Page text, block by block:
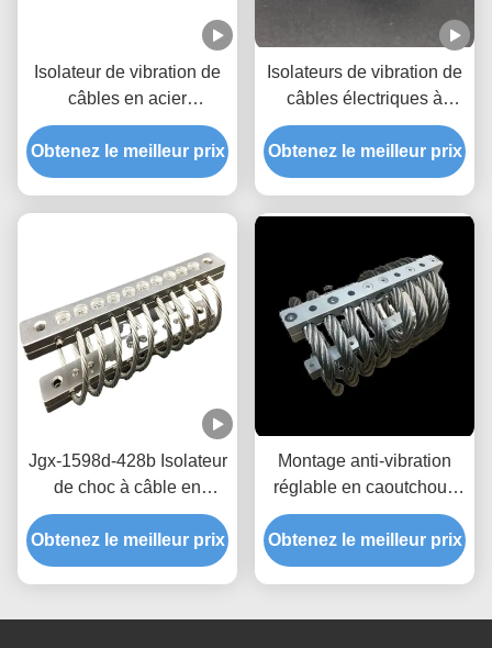
Isolateur de vibration de
câbles en acier
inoxydable
Obtenez le meilleur prix
Isolateurs de vibration de
câbles électriques à
ressort 100G Isolation de
vibration de choc
Obtenez le meilleur prix
Jgx-1598d-428b Isolateur
de choc à câble en
aluminium Condition des
composants du noyau du
roulement
Obtenez le meilleur prix
Montage anti-vibration
réglable en caoutchouc
pour machines-outils et
solutions de nivellement
Obtenez le meilleur prix